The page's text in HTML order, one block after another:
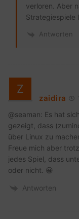
verloren. Aber
Strategiespiele
Antworten
zaidira
@seaman: Es hat
gezeigt, dass
über Linux zu
Freue mich aber
jedes Spiel, dass
oder nicht. 😀
Antworten